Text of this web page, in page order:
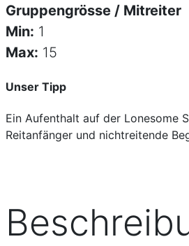
Gruppengrösse / Mitreiter
Min: 1
Max: 15
Unser Tipp
Ein Aufenthalt auf der Lonesome
Reitanfänger und nichtreitende